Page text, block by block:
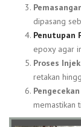
dipasang
Penutupan
epoxy agar
Proses
retakan
memastikan